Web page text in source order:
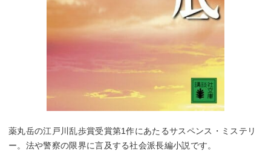
薬丸岳の江戸川乱歩賞受賞第1作にあたるサスペンス・ミステリ
ー。法や警察の限界に言及する社会派長編小説です。